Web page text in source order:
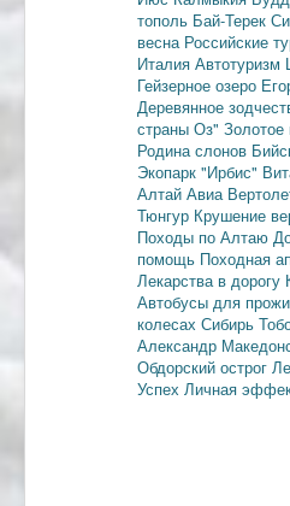
тополь Бай-Терек
весна Российские
Италия Автотуризм
Гейзерное озеро
Деревянное
страны Оз" Золотое
Родина слонов
Экопарк "Ирбис"
Алтай Авиа
Тюнгур Крушение
Походы по Алтаю
помощь Походная
Лекарства в дорогу
Автобусы для
колесах Сибирь
Александр
Обдорский острог
Успех Личная